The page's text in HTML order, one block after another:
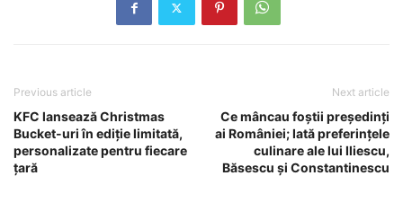
Previous article
KFC lansează Christmas
Bucket-uri în ediţie limitată,
personalizate pentru fiecare
ţară
Next article
Ce mâncau foştii preşedinţi
ai României; Iată preferinţele
culinare ale lui Iliescu,
Băsescu şi Constantinescu